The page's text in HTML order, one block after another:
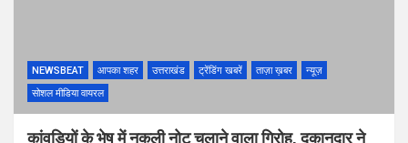
NEWSBEAT आपका शहर उत्तराखंड ट्रेंडिंग खबरें ताज़ा ख़बर
न्यूज़
सोशल मीडिया वायरल
कांवड़ियों के भेष में नकली नोट चलाने वाला गिरोह, दुकानदार ने